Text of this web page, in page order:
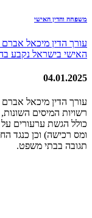
משפחה והדין האישי
עורך הדין מיכאל
האישי בישראל נקבע
04.01.2025
עורך הדין מיכאל אברם
רשויות המיסים
כולל הגשת ערעורים
ומס רכישה) וכן כנגד
תגובה בבתי משפט.